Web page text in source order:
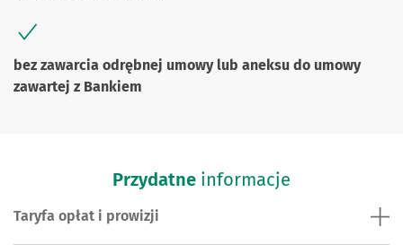
bez zawarcia odrębnej umowy lub aneksu do umowy
zawartej z Bankiem
Przydatne informacje
Taryfa opłat i prowizji